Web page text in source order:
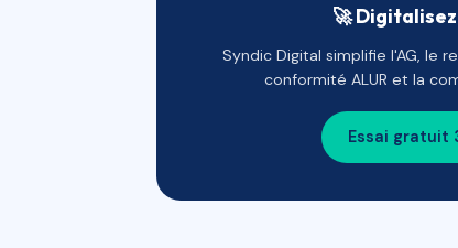
🚀
Syndic Digital simplifie l'AG, le
conformité ALUR et la
Essai gratuit